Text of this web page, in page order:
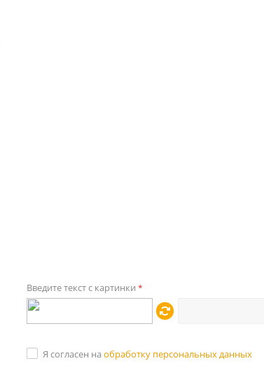
Введите текст с картинки *
Я согласен на обработку персональных данных